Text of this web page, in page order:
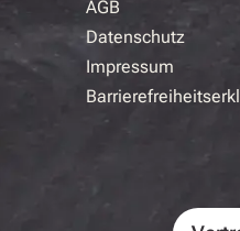
AGB
Datenschutz
Impressum